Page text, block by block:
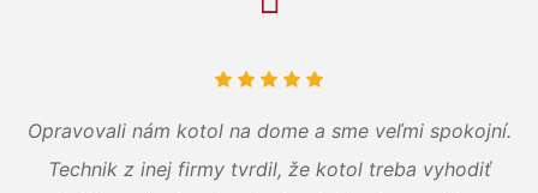
Opravovali nám kotol na dome a sme veľmi spokojní.
Technik z inej firmy tvrdil, že kotol treba vyhodiť